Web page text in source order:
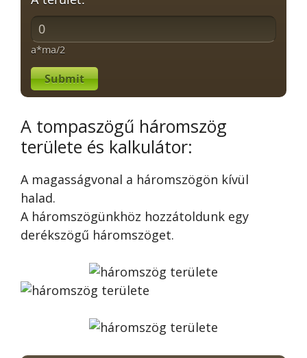
a*ma/2
Submit
A tompaszögű háromszög
területe és kalkulátor:
A magasságvonal a háromszögön kívül
halad.
A háromszögünkhöz hozzátoldunk egy
derékszögű háromszöget.